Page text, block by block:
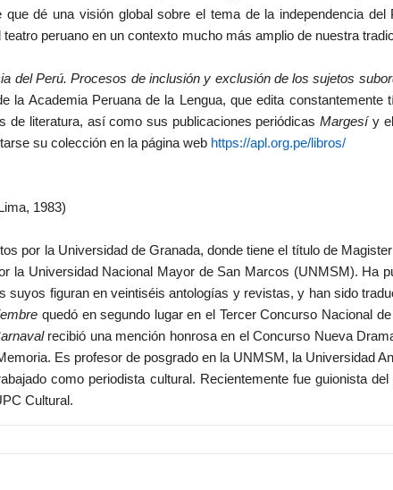
dé una visión global sobre el tema de la independencia del
peruano en un contexto mucho más amplio de nuestra
del Perú. Procesos de inclusión y exclusión de los sujetos
la Academia Peruana de la Lengua, que edita constantemente
de literatura, así como sus publicaciones periódicasMargesíy
su colección en la página web https://apl.org.pe/libros/
1983)
por la Universidad de Granada, donde tiene el título de
la Universidad Nacional Mayor de San Marcos (UNMSM). Ha
suyos figuran en veintiséis antologías y revistas, y han sido
quedó en segundo lugar en el Tercer Concurso Nacional
recibió una mención honrosa en el Concurso Nueva
Es profesor de posgrado en la UNMSM, la Universidad
como periodista cultural. Recientemente fue guionista del
Cultural.